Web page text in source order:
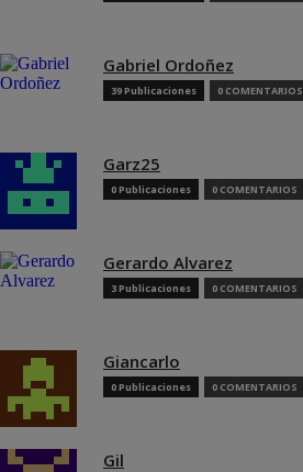
Gabriel Ordoñez
39 Publicaciones 0 COMENTARIOS
Garz25
0 Publicaciones 0 COMENTARIOS
Gerardo Alvarez
3 Publicaciones 0 COMENTARIOS
Giancarlo
0 Publicaciones 0 COMENTARIOS
Gil